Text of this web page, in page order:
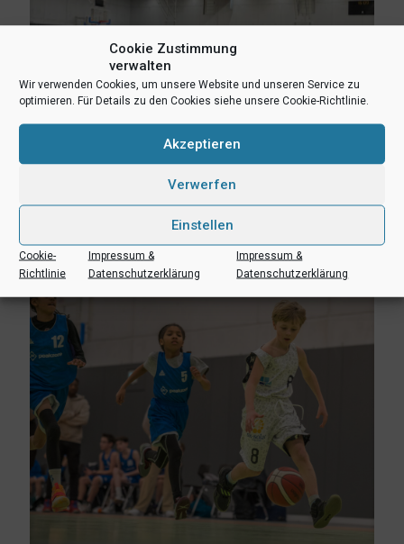
Cookie Zustimmung
verwalten
Wir verwenden Cookies, um unsere Website und unseren Service zu
optimieren. Für Details zu den Cookies siehe unsere Cookie-Richtlinie.
Akzeptieren
Verwerfen
Einstellen
Cookie-
Richtlinie
Impressum &
Datenschutzerklärung
Impressum &
Datenschutzerklärung
Erfolgreiche Einteilungstrainings für die Jugendteams
Mehr lesen